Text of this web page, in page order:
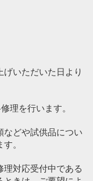
いただいた日より
理を行います。
などや試供品につい
。
対応受付中である